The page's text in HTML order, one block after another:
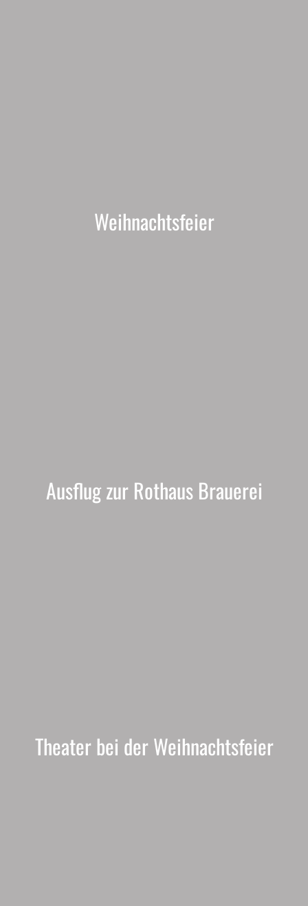
Weihnachtsfeier
Ausflug zur Rothaus Brauerei
Theater bei der Weihnachtsfeier